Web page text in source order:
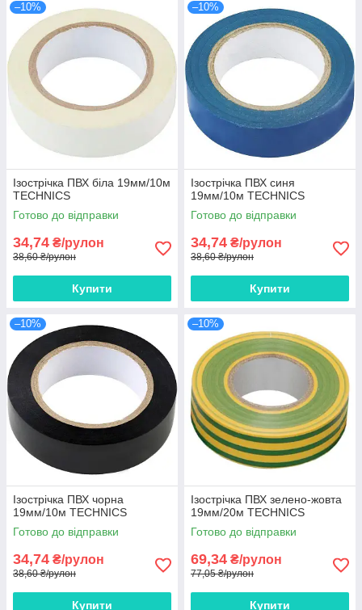
–10%
Ізострічка ПВХ біла 19мм/10м
TECHNICS
Готово до відправки
34,74 ₴/рулон
38,60 ₴/рулон
Купити
–10%
Ізострічка ПВХ синя
19мм/10м TECHNICS
Готово до відправки
34,74 ₴/рулон
38,60 ₴/рулон
Купити
–10%
Ізострічка ПВХ чорна
19мм/10м TECHNICS
Готово до відправки
34,74 ₴/рулон
38,60 ₴/рулон
Купити
–10%
Ізострічка ПВХ зелено-жовта
19мм/20м TECHNICS
Готово до відправки
69,34 ₴/рулон
77,05 ₴/рулон
Купити